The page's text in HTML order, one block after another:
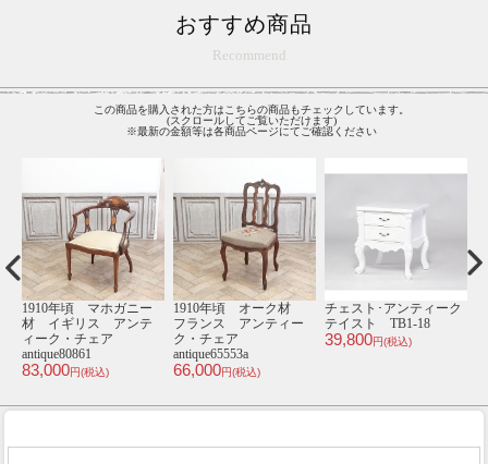
おすすめ商品
Recommend
この商品を購入された方はこちらの商品もチェックしています。
(スクロールしてご覧いただけます)
※最新の金額等は各商品ページにてご確認ください
1910年頃 オーク材
フランス アンティー
ク・チェア
antique65553a
66,000円(税込)
チェスト･アンティーク
テイスト TB1-18
39,800円(税込)
2.5人掛けソファ･アンテ
ィークテイスト E1167-
2.5-18F279B